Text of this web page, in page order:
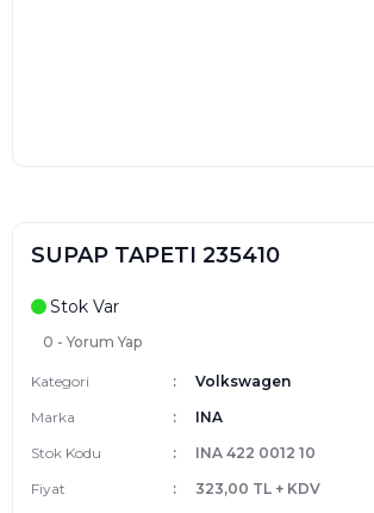
SUPAP TAPETI 235410
Stok Var
0 - Yorum Yap
Kategori
Volkswagen
Marka
INA
Stok Kodu
INA 422 0012 10
Fiyat
323,00 TL + KDV